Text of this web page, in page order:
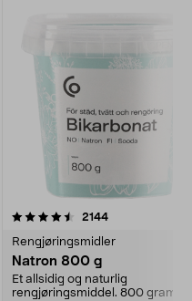
2144anmeldelser
Rengjøringsmidler
Natron 800 g
Et allsidig og naturlig
rengjøringsmiddel. 800 gram
4.0av 5 stjerner